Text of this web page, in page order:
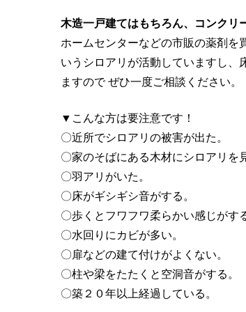
木造一戸建てはもちろん、コンクリ
ホームセンターなどの市販の薬剤を
いうシロアリが活動していますし
ますので ぜひ一度ご相談ください。
▼こんな方は要注意です！
〇近所でシロアリの被害が出た。
〇家のそばにある木材にシロアリを
〇羽アリがいた。
〇床がギシギシ音がする。
〇歩くとフワフワ柔らかい感じがする
〇水回りにカビが多い。
〇扉などの建て付けがよくない。
〇柱や梁をたたくと空洞音がする。
〇築２０年以上経過している。